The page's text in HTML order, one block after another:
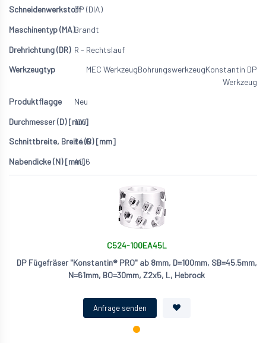
DP (DIA)
Brandt
R - Rechtslauf
MEC WerkzeugBohrungswerkzeugKonstantin DP
Werkzeug
Neu
100
64.6
40.6
C524-100EA45L
DP Fügefräser "Konstantin® PRO" ab 8mm, D=100mm, SB=45.5mm,
N=61mm, BO=30mm, Z2x5, L, Hebrock